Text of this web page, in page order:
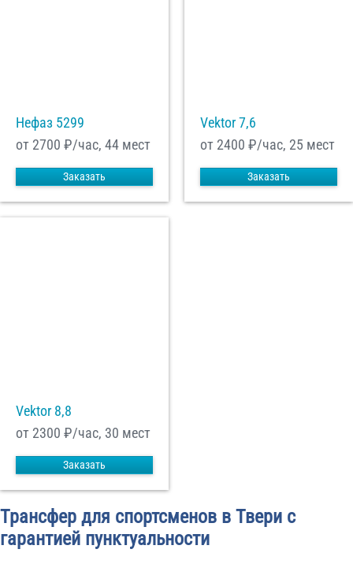
Нефаз 5299
от 2700 ₽/час, 44 мест
Заказать
Vektor 7,6
от 2400 ₽/час, 25 мест
Заказать
Vektor 8,8
от 2300 ₽/час, 30 мест
Заказать
Трансфер для спортсменов в Твери с
гарантией пунктуальности